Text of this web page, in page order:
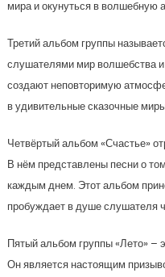
мира и окунуться в волшебную
Третий альбом группы
слушателями мир волшебства
создают неповторимую
в удивительные сказочные
Четвёртый альбом «Счастье»
В нём представлены песни о
каждым днем. Этот альбом
пробуждает в душе слушателя
Пятый альбом группы «Лето» –
Он является настоящим